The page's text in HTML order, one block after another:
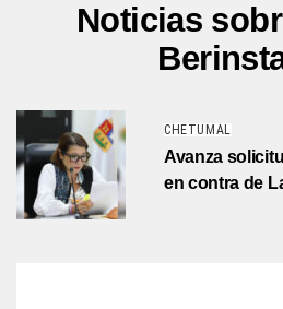
Noticias
CHETUMAL
Avanza
en contra de